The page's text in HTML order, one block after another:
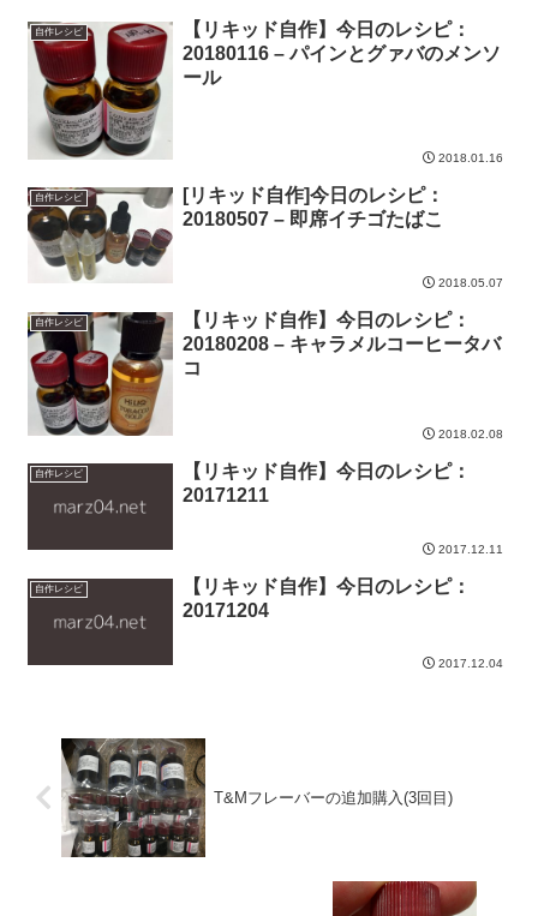
自作レシピ
【リキッド自作】今日のレシピ：
20180116 – パインとグァバのメンソ
ール
2018.01.16
自作レシピ
[リキッド自作]今日のレシピ：
20180507 – 即席イチゴたばこ
2018.05.07
自作レシピ
【リキッド自作】今日のレシピ：
20180208 – キャラメルコーヒータバ
コ
2018.02.08
自作レシピ
【リキッド自作】今日のレシピ：
20171211
2017.12.11
自作レシピ
【リキッド自作】今日のレシピ：
20171204
2017.12.04
T&Mフレーバーの追加購入(3回目)